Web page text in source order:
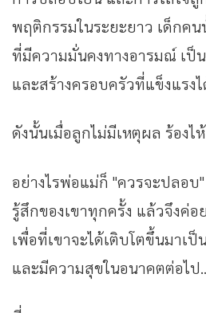
พฤติกรรมในระยะยาว เด็กค
ที่มีความมั่นคงทางอารมณ์ เ
และสร้างครอบครัวที่แข็งแรง
ดังนั้นเมื่อลูกไม่มีเหตุผล ร้องไ
อย่างไรพ่อแม่ก็ "ควรจะปลอ
รู้สึกของเขาทุกครั้ง แล้วจึงค่
เพื่อที่เขาจะได้เติบโตขึ้นมา
และมีความสุขในอนาคตต่อไป